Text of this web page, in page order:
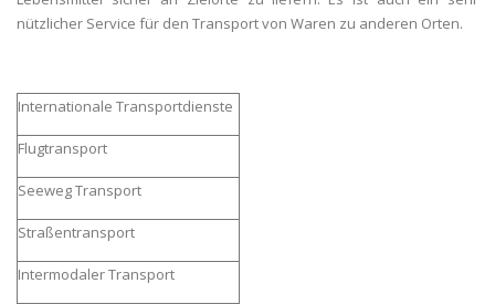
nützlicher Service für den Transport von Waren zu anderen Orten.
Internationale Transportdienste
Flugtransport
Seeweg Transport
Straßentransport
Intermodaler Transport